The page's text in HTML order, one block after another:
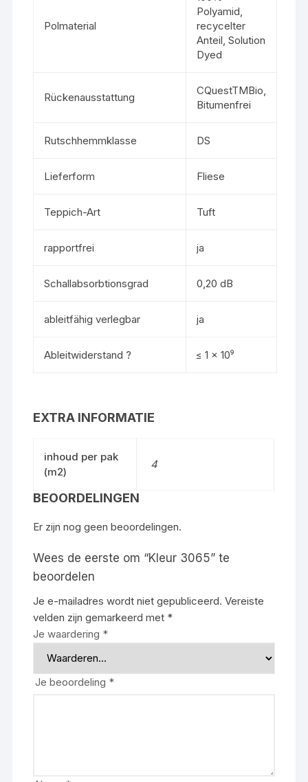
Polmaterial
Polyamid,
recycelter
Anteil, Solution
Dyed
Rückenausstattung
CQuestTMBio,
Bitumenfrei
Rutschhemmklasse DS
Lieferform Fliese
Teppich-Art Tuft
rapportfrei ja
Schallabsorbtionsgrad 0,20 dB
ableitfähig verlegbar ja
Ableitwiderstand ? ≤ 1 x 10⁹
EXTRA INFORMATIE
inhoud per pak
(m2)
4
BEOORDELINGEN
Er zijn nog geen beoordelingen.
Wees de eerste om “Kleur 3065” te
beoordelen
Je e-mailadres wordt niet gepubliceerd. Vereiste
velden zijn gemarkeerd met *
Je waardering *
Je beoordeling *